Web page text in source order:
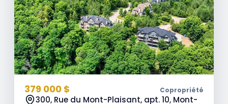
379 000 $ Copropriété
300, Rue du Mont-Plaisant, apt. 10, Mont-